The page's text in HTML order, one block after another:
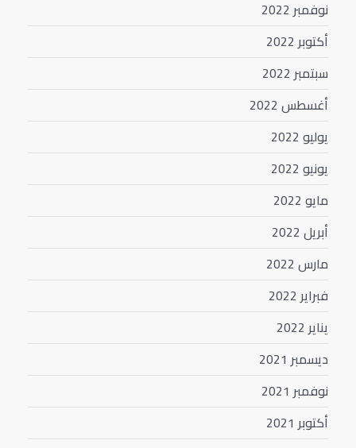
نوفمبر 2022
أكتوبر 2022
سبتمبر 2022
أغسطس 2022
يوليو 2022
يونيو 2022
مايو 2022
أبريل 2022
مارس 2022
فبراير 2022
يناير 2022
ديسمبر 2021
نوفمبر 2021
أكتوبر 2021